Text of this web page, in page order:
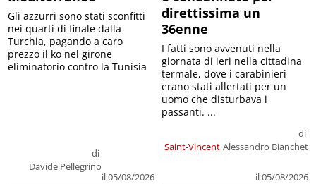
di
Davide Pellegrino
il 05/08/2026
Gli azzurri sono stati sconfitti
nei quarti di finale dalla
Turchia, pagando a caro
prezzo il ko nel girone
eliminatorio contro la Tunisia
direttissima un
36enne
Saint-Vincent
di
Alessandro Bianchet
il 05/08/2026
I fatti sono avvenuti nella
giornata di ieri nella cittadina
termale, dove i carabinieri
erano stati allertati per un
uomo che disturbava i
passanti. ...